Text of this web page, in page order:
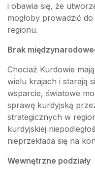
i obawia się, że
mogłoby prowadzić
regionu.
Brak
Chociaż Kurdowie
wielu krajach i starają
wsparcie, światowe
sprawę kurdyjską
strategicznych w
kurdyjskiej
nieprzekłada się na
Wewnętrzne podziały